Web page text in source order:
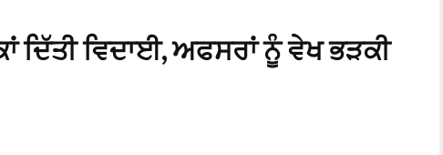
ਦਿੱਤੀ ਵਿਦਾਈ, ਅਫਸਰਾਂ ਨੂੰ ਵੇਖ ਭੜਕੀ